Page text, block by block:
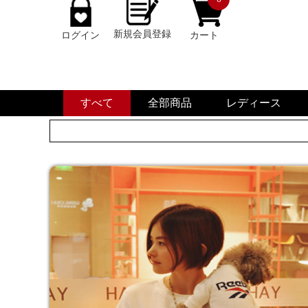
ログイン 新規会員登録 カート
すべて 全部商品 レディース